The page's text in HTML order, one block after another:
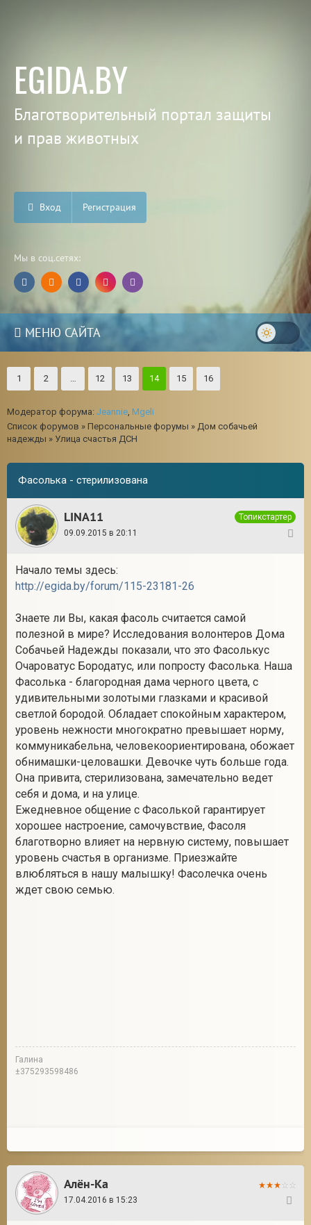
EGIDA.BY
Благотворительный портал защиты
и прав животных
Вход Регистрация
Мы в соц.сетях:
МЕНЮ САЙТА
1 2 … 12 13 14 15 16
Модератор форума: Jeannie, Mgeli
Список форумов » Персональные форумы » Дом собачьей
надежды » Улица счастья ДСН
Фасолька - стерилизована
LINA11
Топикстартер
09.09.2015 в 20:11
Начало темы здесь:
http://egida.by/forum/115-23181-26
Знаете ли Вы, какая фасоль считается самой
полезной в мире? Исследования волонтеров Дома
Собачьей Надежды показали, что это Фасолькус
Очароватус Бородатус, или попросту Фасолька. Наша
Фасолька - благородная дама черного цвета, с
удивительными золотыми глазками и красивой
светлой бородой. Обладает спокойным характером,
уровень нежности многократно превышает норму,
коммуникабельна, человекоориентирована, обожает
обнимашки-целовашки. Девочке чуть больше года.
Она привита, стерилизована, замечательно ведет
себя и дома, и на улице.
Ежедневное общение с Фасолькой гарантирует
хорошее настроение, самочувствие, Фасоля
благотворно влияет на нервную систему, повышает
уровень счастья в организме. Приезжайте
влюбляться в нашу малышку! Фасолечка очень
ждет свою семью.
Галина
±375293598486
Алён-Ка
17.04.2016 в 15:23